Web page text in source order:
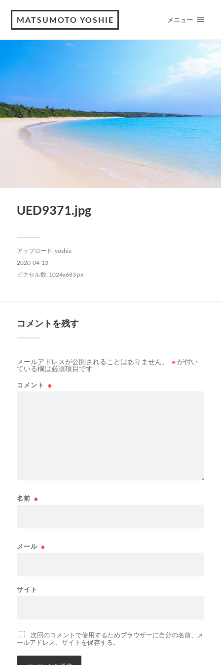
MATSUMOTO YOSHIE メニュー
UED9371.jpg
アップロード: yoshie
2020-04-13
ピクセル数: 1024x683 px
コメントを残す
メールアドレスが公開されることはありません。 ※が付い
ている欄は必須項目です
コメント ※
名前 ※
メール ※
サイト
次回のコメントで使用するためブラウザーに自分の名前、メ
ールアドレス、サイトを保存する。